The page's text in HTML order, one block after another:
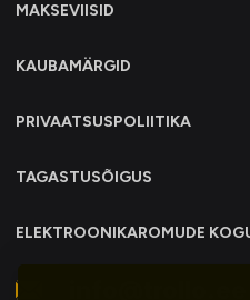
MAKSEVIISID
KAUBAMÄRGID
PRIVAATSUSPOLIITIKA
TAGASTUSÕIGUS
ELEKTROONIKAROMUDE